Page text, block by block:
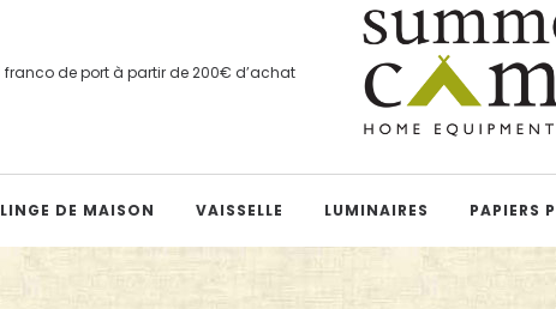
franco de port à partir de 200€ d’achat
LINGE DE MAISON VAISSELLE LUMINAIRES PAPIERS